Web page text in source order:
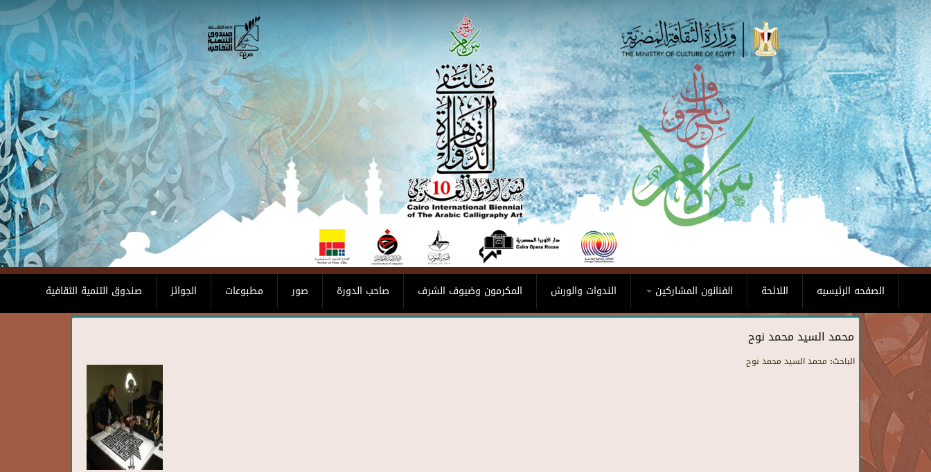
Skip to main content
صندوق التنمية الثقافية الجوائز مطبوعات صور صاحب الدورة المكرمون وضيوف الشرف الندوات والورش الفنانون المشاركين اللائحة الصفحه الرئيسيه
محمد السيد محمد نوح
الباحث: محمد السيد محمد نوح